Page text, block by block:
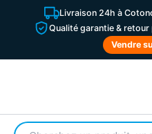
Livraison 24h à
Qualité garantie &
Vendre
Rechercher